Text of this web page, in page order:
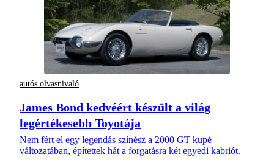
autós olvasnivaló
James Bond kedvéért készült a világ
legértékesebb Toyotája
Nem fért el egy legendás színész a 2000 GT kupé
változatában, építettek hát a forgatásra két egyedi kabriót.